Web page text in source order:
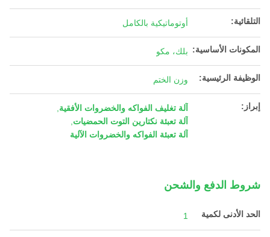
التلقائية: أوتوماتيكية بالكامل
المكونات الأساسية: بلك، مكو
الوظيفة الرئيسية: وزن الختم
إبراز: آلة تغليف الفواكه والخضروات الأفقية
آلة تعبئة نكتارين التوت الحمضيات
آلة تعبئة الفواكه والخضروات الآلية
شروط الدفع والشحن
الحد الأدنى لكمية 1